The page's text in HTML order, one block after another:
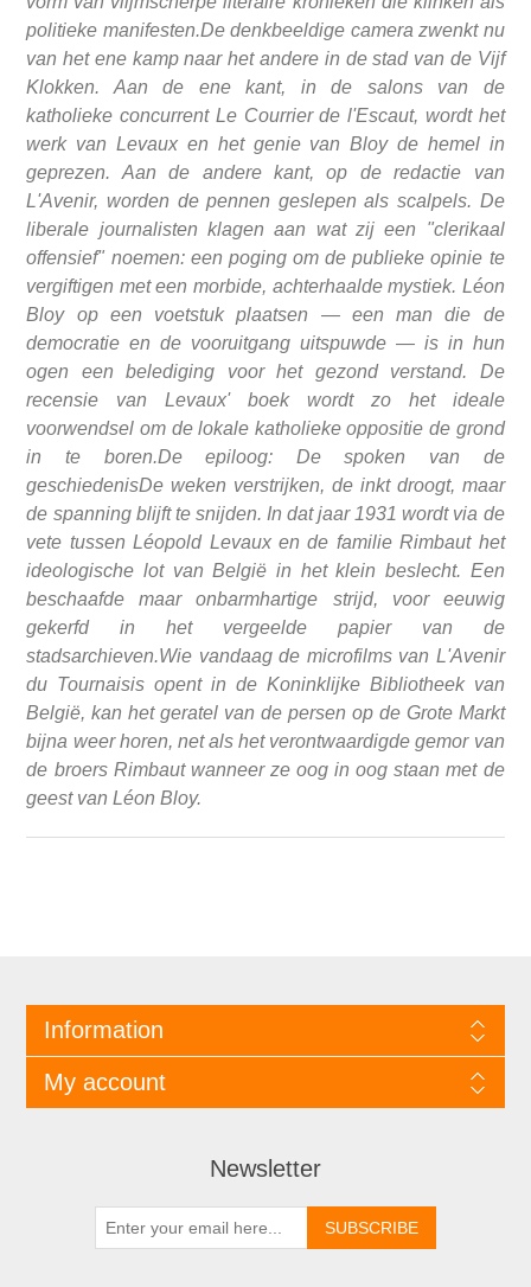
politieke manifesten.De denkbeeldige camera zwenkt nu
van het ene kamp naar het andere in de stad van de Vijf
Klokken. Aan de ene kant, in de salons van de
katholieke concurrent Le Courrier de l'Escaut, wordt het
werk van Levaux en het genie van Bloy de hemel in
geprezen. Aan de andere kant, op de redactie van
L'Avenir, worden de pennen geslepen als scalpels. De
liberale journalisten klagen aan wat zij een "clerikaal
offensief" noemen: een poging om de publieke opinie te
vergiftigen met een morbide, achterhaalde mystiek. Léon
Bloy op een voetstuk plaatsen — een man die de
democratie en de vooruitgang uitspuwde — is in hun
ogen een belediging voor het gezond verstand. De
recensie van Levaux' boek wordt zo het ideale
voorwendsel om de lokale katholieke oppositie de grond
in te boren.De epiloog: De spoken van de
geschiedenisDe weken verstrijken, de inkt droogt, maar
de spanning blijft te snijden. In dat jaar 1931 wordt via de
vete tussen Léopold Levaux en de familie Rimbaut het
ideologische lot van België in het klein beslecht. Een
beschaafde maar onbarmhartige strijd, voor eeuwig
gekerfd in het vergeelde papier van de
stadsarchieven.Wie vandaag de microfilms van L'Avenir
du Tournaisis opent in de Koninklijke Bibliotheek van
België, kan het geratel van de persen op de Grote Markt
bijna weer horen, net als het verontwaardigde gemor van
de broers Rimbaut wanneer ze oog in oog staan met de
geest van Léon Bloy.
Information
My account
Newsletter